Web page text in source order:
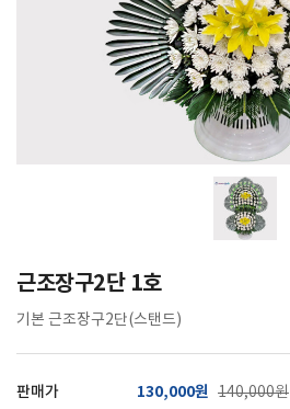
근조장구2단 1호
기본 근조장구2단(스탠드)
판매가 130,000원 140,000원